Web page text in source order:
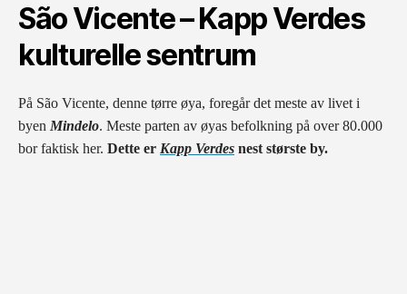
São Vicente – Kapp Verdes
kulturelle sentrum
På São Vicente, denne tørre øya, foregår det meste av livet i
byen Mindelo. Meste parten av øyas befolkning på over 80.000
bor faktisk her. Dette er Kapp Verdes nest største by.